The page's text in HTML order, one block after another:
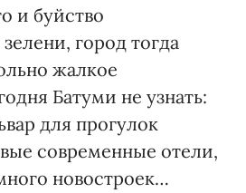
и буйство
город тогда
жалкое
Батуми не узнать:
для прогулок
современные отели,
новостроек…